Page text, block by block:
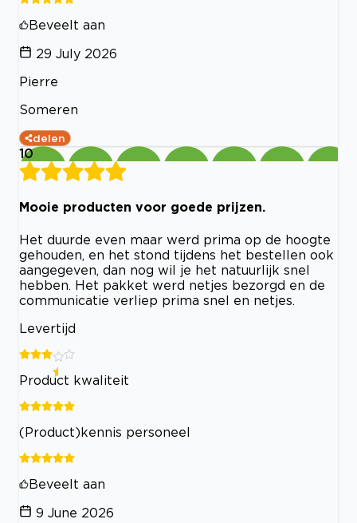
Beveelt aan
29 July 2026
Pierre
Someren
delen
10
Mooie producten voor goede prijzen.
Het duurde even maar werd prima op de hoogte
gehouden, en het stond tijdens het bestellen ook
aangegeven, dan nog wil je het natuurlijk snel
hebben. Het pakket werd netjes bezorgd en de
communicatie verliep prima snel en netjes.
Levertijd
Product kwaliteit
(Product)kennis personeel
Beveelt aan
9 June 2026